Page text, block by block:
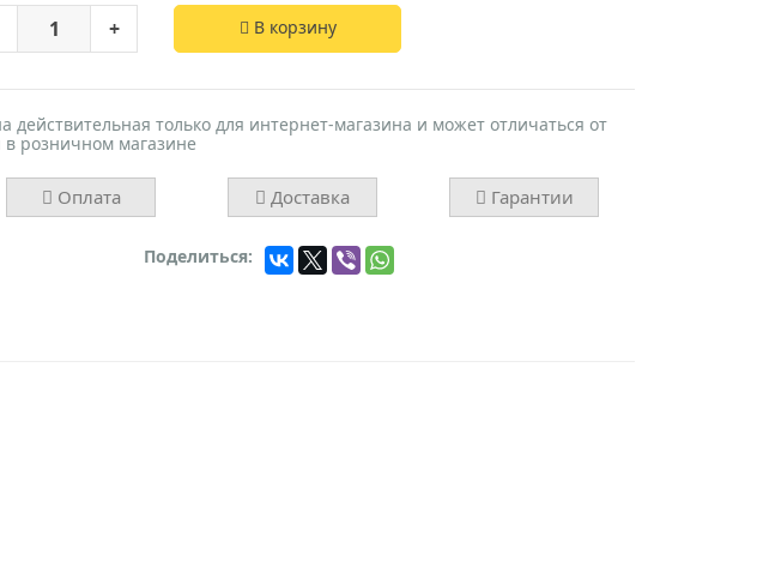
+ В корзину
действительная только для интернет-магазина и может отличаться от
в розничном магазине
Оплата Доставка Гарантии
Поделиться: